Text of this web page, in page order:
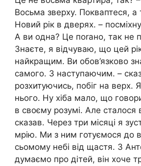
Восьма зверху. Покваптеся, а
Новий рік в дверях. –
А ви одна? Це поrано, так не
Знаєте, я відчуваю, що цей
найкращим. Ви обов’язково
самого. З наступаючим. –
розхитуючись, побіг на верх.
нього. Ну хіба мало, що
в своєму розумі. Але сталося
сказав. Через три місяці я
мрію. Ми з ним готуємося до
сьомому небі від щастя. З
думаємо про дітей, він хоче